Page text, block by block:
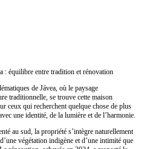
: équilibre entre tradition et rénovation
de Jávea, où le paysage
traditionnelle, se trouve cette maison
ceux qui recherchent quelque chose de plus
une identité, de la lumière et de l’harmonie.
au sud, la propriété s’intègre naturellement
végétation indigène et d’une intimité que